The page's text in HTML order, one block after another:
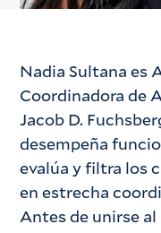
Nadia Sultana es
Coordinadora de
Jacob D.
desempeña
evalúa y filtra los
en estrecha
Antes de unirse